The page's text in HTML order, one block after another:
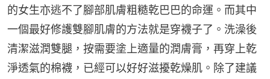
的女生亦逃不了腳部肌膚粗糙乾巴巴的命運。而其中
一個最好修護雙腳肌膚的方法就是穿襪子了。洗澡後
清潔滋潤雙腿，按需要塗上適量的潤膚膏，再穿上乾
淨透氣的棉襪，已經可以好好滋擾乾燥肌。除了建議